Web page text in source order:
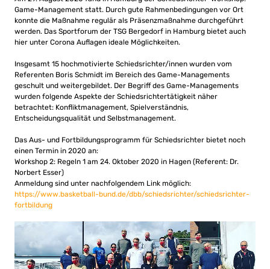
Game-Management statt. Durch gute Rahmenbedingungen vor Ort
konnte die Maßnahme regulär als Präsenzmaßnahme durchgeführt
werden. Das Sportforum der TSG Bergedorf in Hamburg bietet auch
hier unter Corona Auflagen ideale Möglichkeiten.
Insgesamt 15 hochmotivierte Schiedsrichter/innen wurden vom
Referenten Boris Schmidt im Bereich des Game-Managements
geschult und weitergebildet. Der Begriff des Game-Managements
wurden folgende Aspekte der Schiedsrichtertätigkeit näher
betrachtet: Konfliktmanagement, Spielverständnis,
Entscheidungsqualität und Selbstmanagement.
Das Aus- und Fortbildungsprogramm für Schiedsrichter bietet noch
einen Termin in 2020 an:
Workshop 2: Regeln 1 am 24. Oktober 2020 in Hagen (Referent: Dr.
Norbert Esser)
Anmeldung sind unter nachfolgendem Link möglich:
https://www.basketball-bund.de/dbb/schiedsrichter/schiedsrichter-
fortbildung